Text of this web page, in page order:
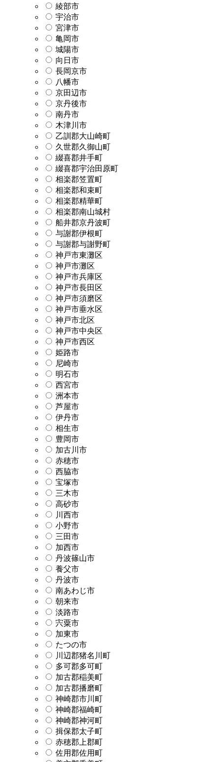
綾部市
宇治市
宮津市
亀岡市
城陽市
向日市
長岡京市
八幡市
京田辺市
京丹後市
南丹市
木津川市
乙訓郡大山崎町
久世郡久御山町
綴喜郡井手町
綴喜郡宇治田原町
相楽郡笠置町
相楽郡和束町
相楽郡精華町
相楽郡南山城村
船井郡京丹波町
与謝郡伊根町
与謝郡与謝野町
神戸市東灘区
神戸市灘区
神戸市兵庫区
神戸市長田区
神戸市須磨区
神戸市垂水区
神戸市北区
神戸市中央区
神戸市西区
姫路市
尼崎市
明石市
西宮市
洲本市
芦屋市
伊丹市
相生市
豊岡市
加古川市
赤穂市
西脇市
宝塚市
三木市
高砂市
川西市
小野市
三田市
加西市
丹波篠山市
養父市
丹波市
南あわじ市
朝来市
淡路市
宍粟市
加東市
たつの市
川辺郡猪名川町
多可郡多可町
加古郡稲美町
加古郡播磨町
神崎郡市川町
神崎郡福崎町
神崎郡神河町
揖保郡太子町
赤穂郡上郡町
佐用郡佐用町